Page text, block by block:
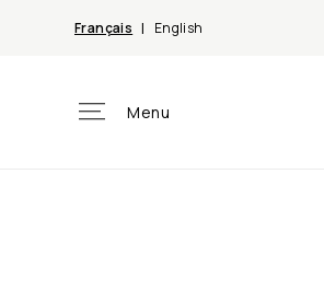
passerFrançais English
Menu